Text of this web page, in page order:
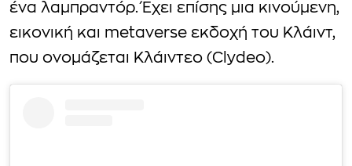
ένα λαμπραντόρ. Έχει επίσης μια κινούμενη,
εικονική και metaverse εκδοχή του Κλάιντ,
που ονομάζεται Κλάιντεο (Clydeo).